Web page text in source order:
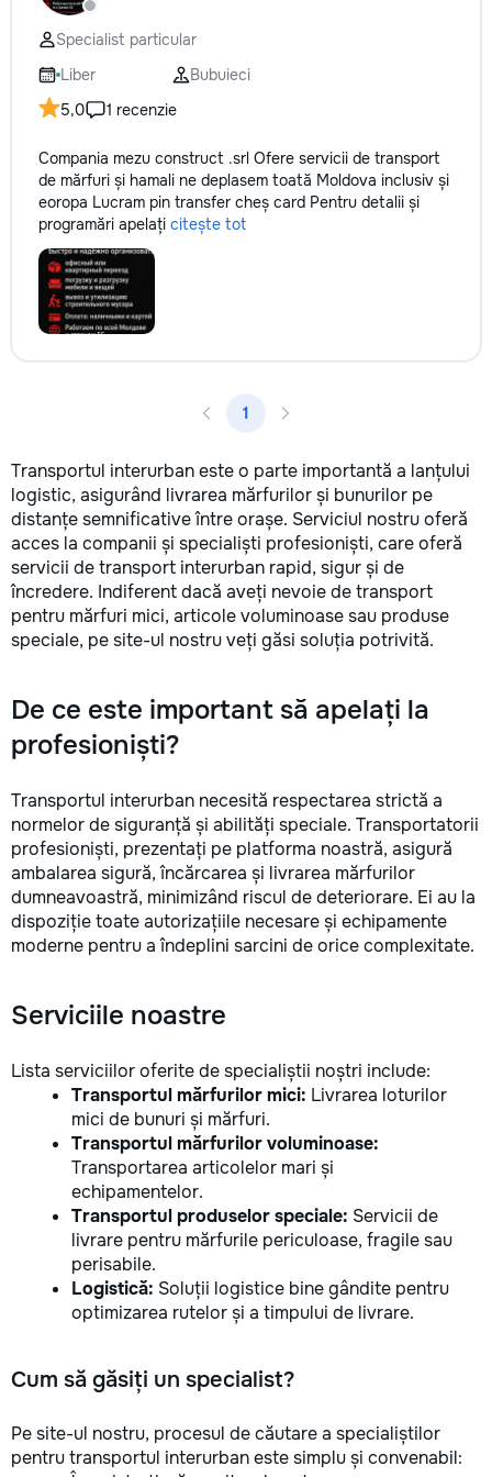
не включается? Не спешите
покупать новую! Спасем ваш
бюджет.
Specialist particular
Liber
Bubuieci
5,0
1 recenzie
Compania mezu construct .srl Ofere servicii de transport
de mărfuri și hamali ne deplasem toată Moldova inclusiv și
eoropa Lucram pin transfer cheș card Pentru detalii și
programări apelați citește tot
1
Transportul interurban este o parte importantă a lanțului
logistic, asigurând livrarea mărfurilor și bunurilor pe
distanțe semnificative între orașe. Serviciul nostru oferă
acces la companii și specialiști profesioniști, care oferă
servicii de transport interurban rapid, sigur și de
încredere. Indiferent dacă aveți nevoie de transport
pentru mărfuri mici, articole voluminoase sau produse
speciale, pe site-ul nostru veți găsi soluția potrivită.
De ce este important să apelați la
profesioniști?
Transportul interurban necesită respectarea strictă a
normelor de siguranță și abilități speciale. Transportatorii
profesioniști, prezentați pe platforma noastră, asigură
ambalarea sigură, încărcarea și livrarea mărfurilor
dumneavoastră, minimizând riscul de deteriorare. Ei au la
dispoziție toate autorizațiile necesare și echipamente
moderne pentru a îndeplini sarcini de orice complexitate.
Serviciile noastre
Lista serviciilor oferite de specialiștii noștri include:
Transportul mărfurilor mici: Livrarea loturilor
mici de bunuri și mărfuri.
Transportul mărfurilor voluminoase:
Transportarea articolelor mari și
echipamentelor.
Transportul produselor speciale: Servicii de
livrare pentru mărfurile periculoase, fragile sau
perisabile.
Logistică: Soluții logistice bine gândite pentru
optimizarea rutelor și a timpului de livrare.
Cum să găsiți un specialist?
Pe site-ul nostru, procesul de căutare a specialiștilor
pentru transportul interurban este simplu și convenabil: